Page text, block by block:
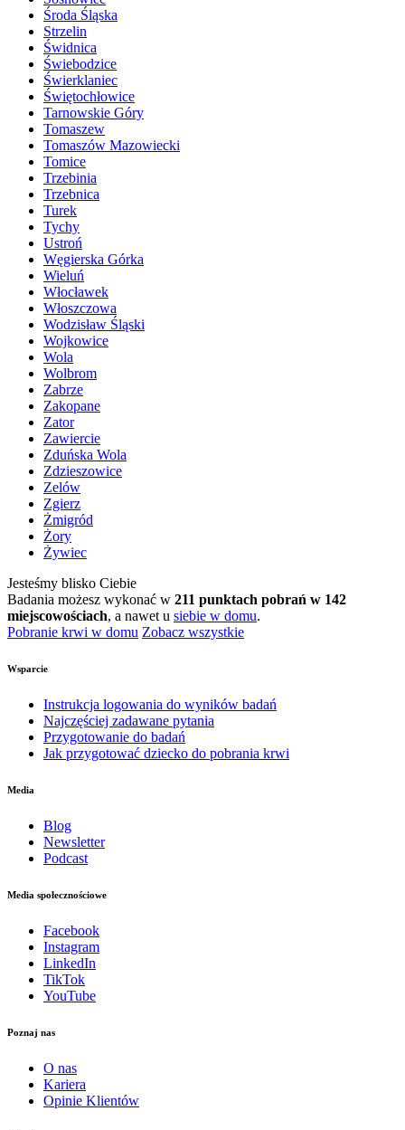
Środa Śląska
Strzelin
Świdnica
Świebodzice
Świerklaniec
Świętochłowice
Tarnowskie Góry
Tomaszew
Tomaszów Mazowiecki
Tomice
Trzebinia
Trzebnica
Turek
Tychy
Ustroń
Węgierska Górka
Wieluń
Włocławek
Włoszczowa
Wodzisław Śląski
Wojkowice
Wola
Wolbrom
Zabrze
Zakopane
Zator
Zawiercie
Zduńska Wola
Zdzieszowice
Zelów
Zgierz
Żmigród
Żory
Żywiec
Jesteśmy blisko Ciebie
Badania możesz wykonać w 211 punktach pobrań w 142
miejscowościach, a nawet u siebie w domu.
Pobranie krwi w domu Zobacz wszystkie
Wsparcie
Instrukcja logowania do wyników badań
Najczęściej zadawane pytania
Przygotowanie do badań
Jak przygotować dziecko do pobrania krwi
Media
Blog
Newsletter
Podcast
Media społecznościowe
Facebook
Instagram
LinkedIn
TikTok
YouTube
Poznaj nas
O nas
Kariera
Opinie Klientów